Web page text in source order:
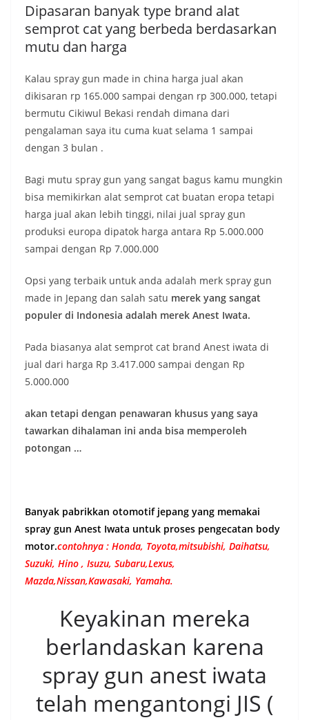
Dipasaran banyak type brand alat
semprot cat yang berbeda berdasarkan
mutu dan harga
Kalau spray gun made in china harga jual akan
dikisaran rp 165.000 sampai dengan rp 300.000, tetapi
bermutu Cikiwul Bekasi rendah dimana dari
pengalaman saya itu cuma kuat selama 1 sampai
dengan 3 bulan .
Bagi mutu spray gun yang sangat bagus kamu mungkin
bisa memikirkan alat semprot cat buatan eropa tetapi
harga jual akan lebih tinggi, nilai jual spray gun
produksi europa dipatok harga antara Rp 5.000.000
sampai dengan Rp 7.000.000
Opsi yang terbaik untuk anda adalah merk spray gun
made in Jepang dan salah satu merek yang sangat
populer di Indonesia adalah merek Anest Iwata.
Pada biasanya alat semprot cat brand Anest iwata di
jual dari harga Rp 3.417.000 sampai dengan Rp
5.000.000
akan tetapi dengan penawaran khusus yang saya
tawarkan dihalaman ini anda bisa memperoleh
potongan …
Banyak pabrikkan otomotif jepang yang memakai
spray gun Anest Iwata untuk proses pengecatan body
motor.contohnya : Honda, Toyota,mitsubishi, Daihatsu,
Suzuki, Hino , Isuzu, Subaru,Lexus,
Mazda,Nissan,Kawasaki, Yamaha.
Keyakinan mereka
berlandaskan karena
spray gun anest iwata
telah mengantongi JIS (